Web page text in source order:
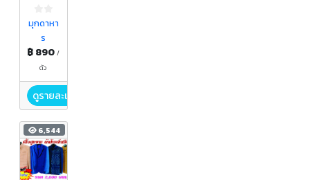
มุกดาหา
ร
฿ 890/
ตัว
ดูรายละเอียด
6,544